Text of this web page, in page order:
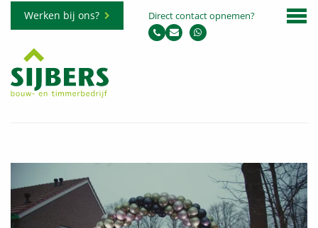
Werken bij ons? Direct contact opnemen?